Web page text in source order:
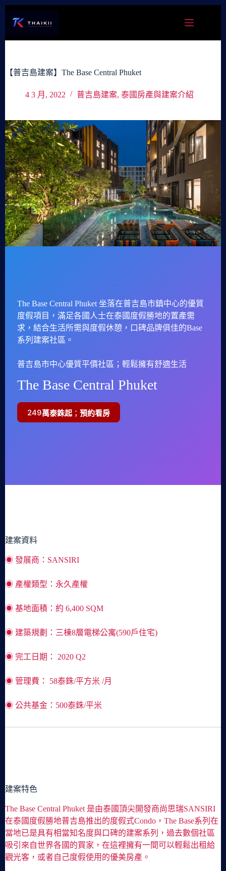
容
【普吉島建案】The Base Central Phuket
4 3 月, 2022 普吉島建案, 泰國房產與建案介紹
The Base Central Phuket 坐落在普吉島市鎮中心的優質
度假項目，滿足各國人士在泰國度假勝地的置產需
求，結合生活所需與度假休憩，口碑品牌俱佳的Base
系列建案社區。
普吉島市中心優質平價社區；輕鬆擁有舒適生活
The Base Central Phuket
249萬泰銖起 ； 預約看房
建案資料
◉ 發展商：SANSIRI
◉ 產權類型：永久產權
◉ 基地面積：約 6,400 SQM
◉ 建築規劃：三棟8層電梯公寓(590戶住宅)
◉ 完工日期： 2020 Q2
◉ 管理費： 58泰銖/平方米 /月
◉ 公共基金：500泰銖/平米
建案特色
The Base Central Phuket 是由泰國頂尖開發商尚思瑞SANSIRI
在泰國度假勝地普吉島推出的度假式Condo，The Base系列在
當地已是具有相當知名度與口碑的建案系列，過去數個社區
吸引來自世界各國的買家，在這裡擁有一間可以輕鬆出租給
觀光客，或者自己度假使用的優美房產。